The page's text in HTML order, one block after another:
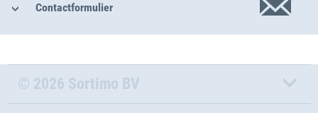
Contactformulier
© 2026 Sortimo BV